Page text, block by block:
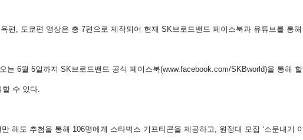
편, 도쿄편 영상은 총 7편으로 제작되어 현재 SK브로드밴드 페이스북과 유튜브를 통
는 6월 5일까지 SK브로드밴드 공식 페이스북(www.facebook.com/SKBworld)을 통해
할 수 있다.
만 해도 추첨을 통해 106명에게 스타벅스 기프티콘을 제공하고, 원정대 모집 ‘소문내기